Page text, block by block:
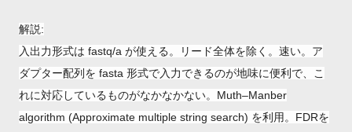
解説:
入出力形式は fastq/a が使える。リード全体を除く。速い。ア
ダプター配列を fasta 形式で入力できるのが地味に便利で、こ
れに対応しているものがなかなかない。Muth–Manber
algorithm (Approximate multiple string search) を利用。FDRを